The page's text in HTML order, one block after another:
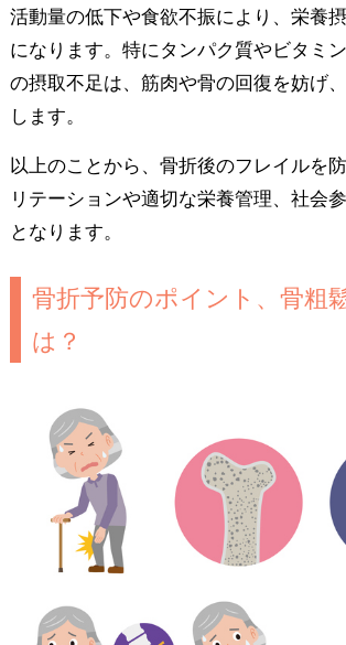
活動量の低下や食欲不振により、栄養
になります。特にタンパク質やビタミ
の摂取不足は、筋肉や骨の回復を妨げ
します。
以上のことから、骨折後のフレイルを
リテーションや適切な栄養管理、社会
となります。
骨折予防のポイント、骨粗
は？